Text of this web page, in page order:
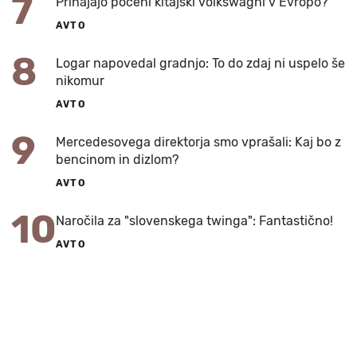
7 AVTO
8
Logar napovedal gradnjo: To do zdaj ni uspelo še
nikomur
AVTO
9
Mercedesovega direktorja smo vprašali: Kaj bo z
bencinom in dizlom?
AVTO
10Naročila za "slovenskega twinga": Fantastično!
AVTO